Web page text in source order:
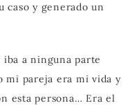
y generado un
iba a ninguna parte
mi pareja era mi vida y
esta persona… Era el